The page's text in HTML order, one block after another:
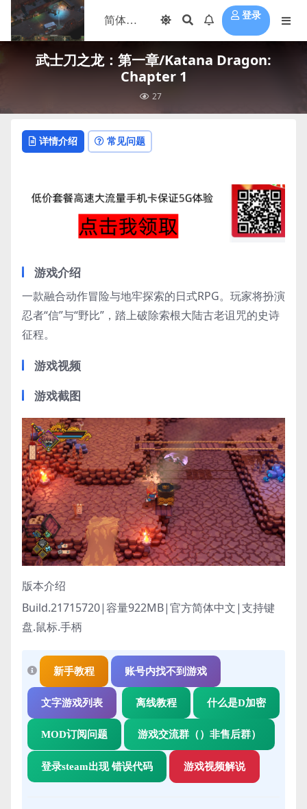
登录
武士刀之龙：第一章/Katana Dragon:
Chapter 1
27
详情介绍 常见问题
游戏介绍
一款融合动作冒险与地牢探索的日式RPG。玩家将扮演
忍者“信”与“野比”，踏上破除索根大陆古老诅咒的史诗
征程。
游戏视频
游戏截图
版本介绍
Build.21715720|容量922MB|官方简体中文|支持键
盘.鼠标.手柄
新手教程 账号内找不到游戏
文字游戏列表 离线教程 什么是D加密
MOD订阅问题 游戏交流群（）非售后群）
登录steam出现 错误代码 游戏视频解说